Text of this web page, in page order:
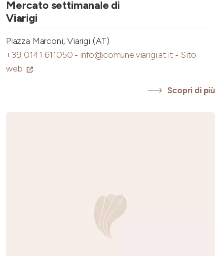
Mercato settimanale di
Viarigi
Piazza Marconi, Viarigi (AT)
+39 0141 611050 - info@comune.viarigi.at.it - Sito
web
Scopri di più